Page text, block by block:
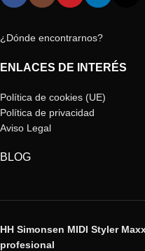
¿Dónde encontrarnos?
ENLACES DE INTERÉS
Política de cookies (UE)
Política de privacidad
Aviso Legal
BLOG
HH Simonsen MIDI Styler
profesional